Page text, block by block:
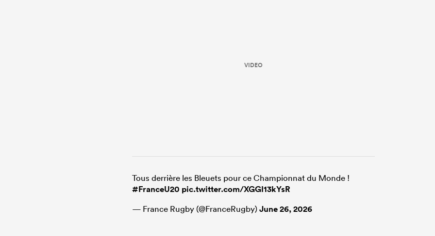
VIDEO
Tous derrière les Bleuets pour ce Championnat du Monde !
#FranceU20 pic.twitter.com/XGGI13kYsR
— France Rugby (@FranceRugby)June 26, 2026